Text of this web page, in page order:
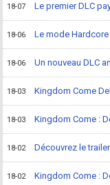
18-07 Le premier DLC
18-06 Le mode
18-06 Un nouveau DLC
18-03 Kingdom Come
18-03 Kingdom Come :
18-02 Découvrez le
18-02 Kingdom Come :